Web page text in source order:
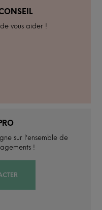
vous aider !
sur l'ensemble de
!